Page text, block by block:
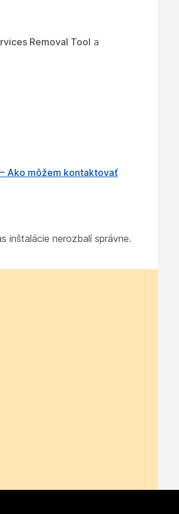
Removal Tool a
Ako môžem kontaktovať
inštalácie nerozbalí správne.